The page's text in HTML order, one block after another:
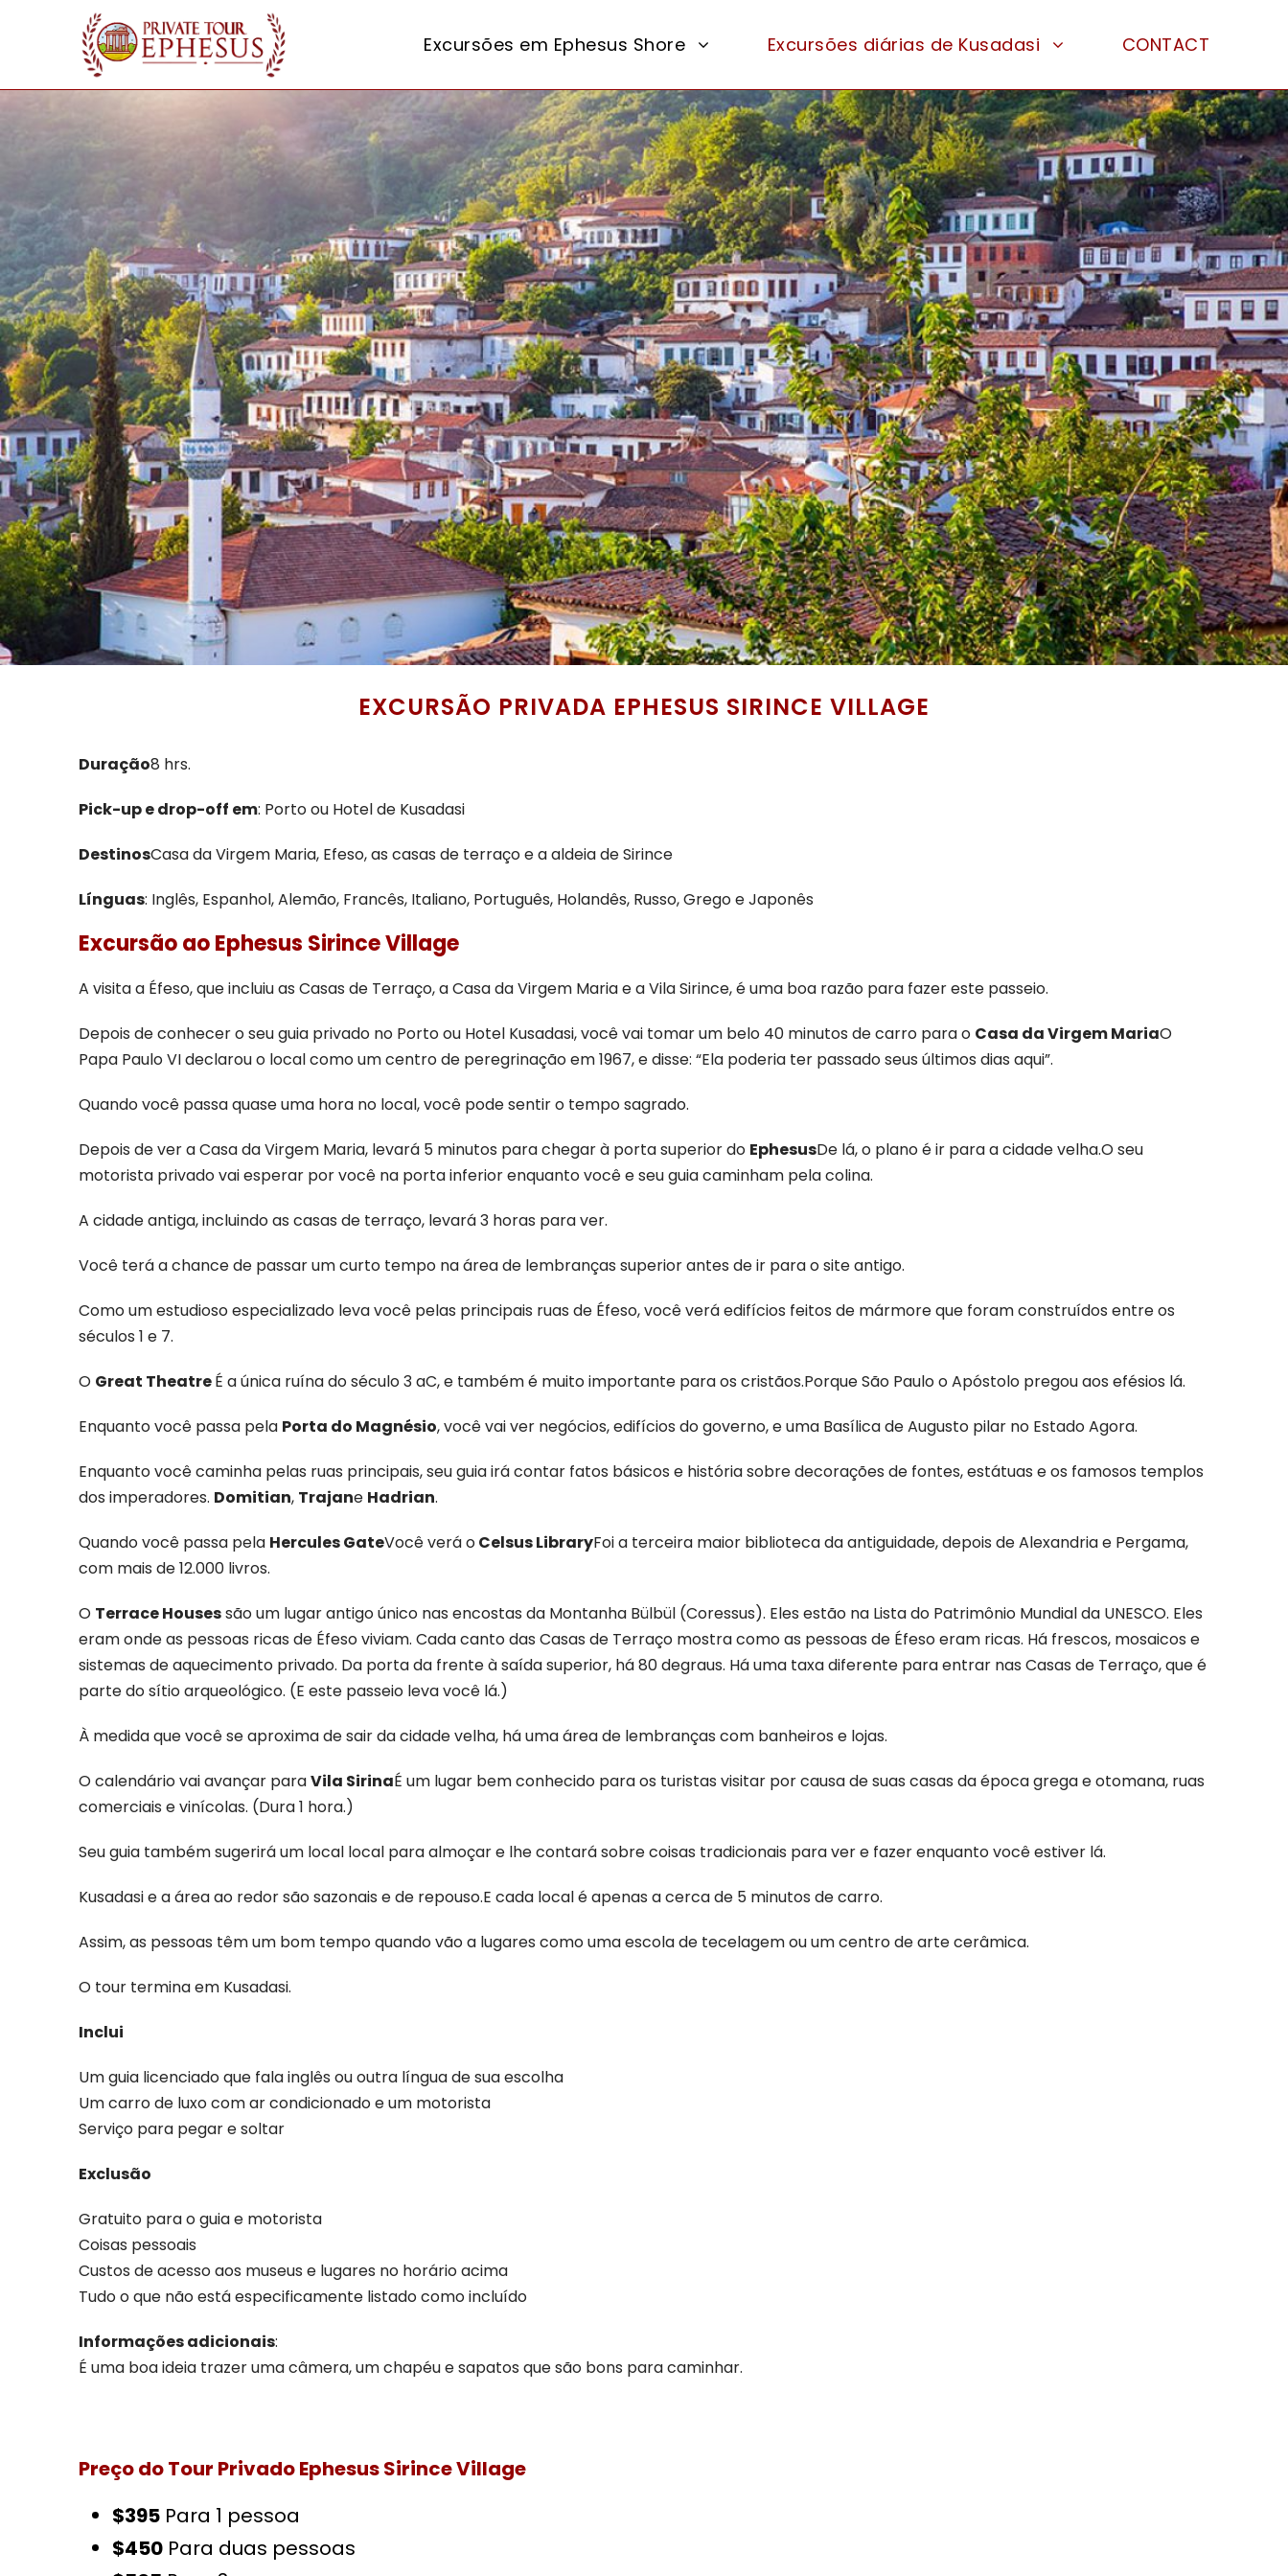
Excursões em Ephesus Shore Excursões diárias de Kusadasi CONTACT
EXCURSÃO PRIVADA EPHESUS SIRINCE VILLAGE
Duração8 hrs.
Pick-up e drop-off em: Porto ou Hotel de Kusadasi
DestinosCasa da Virgem Maria, Efeso, as casas de terraço e a aldeia de Sirince
Línguas: Inglês, Espanhol, Alemão, Francês, Italiano, Português, Holandês, Russo, Grego e Japonês
Excursão ao Ephesus Sirince Village
A visita a Éfeso, que incluiu as Casas de Terraço, a Casa da Virgem Maria e a Vila Sirince, é uma boa razão para fazer este passeio.
Depois de conhecer o seu guia privado no Porto ou Hotel Kusadasi, você vai tomar um belo 40 minutos de carro para o Casa da Virgem MariaO
Papa Paulo VI declarou o local como um centro de peregrinação em 1967, e disse: “Ela poderia ter passado seus últimos dias aqui”.
Quando você passa quase uma hora no local, você pode sentir o tempo sagrado.
Depois de ver a Casa da Virgem Maria, levará 5 minutos para chegar à porta superior do EphesusDe lá, o plano é ir para a cidade velha.O seu
motorista privado vai esperar por você na porta inferior enquanto você e seu guia caminham pela colina.
A cidade antiga, incluindo as casas de terraço, levará 3 horas para ver.
Você terá a chance de passar um curto tempo na área de lembranças superior antes de ir para o site antigo.
Como um estudioso especializado leva você pelas principais ruas de Éfeso, você verá edifícios feitos de mármore que foram construídos entre os
séculos 1 e 7.
O Great TheatreÉ a única ruína do século 3 aC, e também é muito importante para os cristãos.Porque São Paulo o Apóstolo pregou aos efésios lá.
Enquanto você passa pela Porta do Magnésio, você vai ver negócios, edifícios do governo, e uma Basílica de Augusto pilar no Estado Agora.
Enquanto você caminha pelas ruas principais, seu guia irá contar fatos básicos e história sobre decorações de fontes, estátuas e os famosos templos
dos imperadores. Domitian, Trajane Hadrian.
Quando você passa pela Hercules GateVocê verá oCelsus LibraryFoi a terceira maior biblioteca da antiguidade, depois de Alexandria e Pergama,
com mais de 12.000 livros.
O Terrace Housessão um lugar antigo único nas encostas da Montanha Bülbül (Coressus). Eles estão na Lista do Patrimônio Mundial da UNESCO. Eles
eram onde as pessoas ricas de Éfeso viviam. Cada canto das Casas de Terraço mostra como as pessoas de Éfeso eram ricas. Há frescos, mosaicos e
sistemas de aquecimento privado. Da porta da frente à saída superior, há 80 degraus. Há uma taxa diferente para entrar nas Casas de Terraço, que é
parte do sítio arqueológico. (E este passeio leva você lá.)
À medida que você se aproxima de sair da cidade velha, há uma área de lembranças com banheiros e lojas.
O calendário vai avançar paraVila SirinaÉ um lugar bem conhecido para os turistas visitar por causa de suas casas da época grega e otomana, ruas
comerciais e vinícolas. (Dura 1 hora.)
Seu guia também sugerirá um local local para almoçar e lhe contará sobre coisas tradicionais para ver e fazer enquanto você estiver lá.
Kusadasi e a área ao redor são sazonais e de repouso.E cada local é apenas a cerca de 5 minutos de carro.
Assim, as pessoas têm um bom tempo quando vão a lugares como uma escola de tecelagem ou um centro de arte cerâmica.
O tour termina em Kusadasi.
Inclui
Um guia licenciado que fala inglês ou outra língua de sua escolha
Um carro de luxo com ar condicionado e um motorista
Serviço para pegar e soltar
Exclusão
Gratuito para o guia e motorista
Coisas pessoais
Custos de acesso aos museus e lugares no horário acima
Tudo o que não está especificamente listado como incluído
Informações adicionais:
É uma boa ideia trazer uma câmera, um chapéu e sapatos que são bons para caminhar.
Preço do Tour Privado Ephesus Sirince Village
$395 Para 1 pessoa
$450 Para duas pessoas